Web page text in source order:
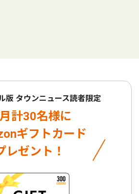
版 タウンニュース読者限定
計30名様に
ギフトカード
レゼント！